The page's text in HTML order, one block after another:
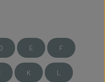
samt skaffe evt balloner. Se
til ca 15 små balloner.
også, da der er en del
D E F
K L